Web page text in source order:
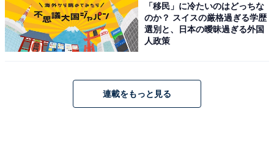
「移民」に冷たいのはどっちな
のか？ スイスの厳格過ぎる学歴
選別と、日本の曖昧過ぎる外国
人政策
連載をもっと見る